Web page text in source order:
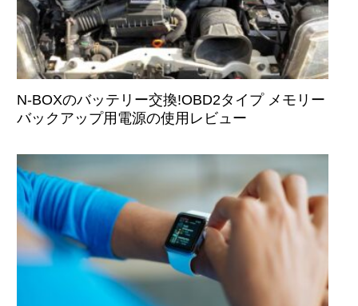
N-BOXのバッテリー交換!OBD2タイプ メモリー
バックアップ用電源の使用レビュー